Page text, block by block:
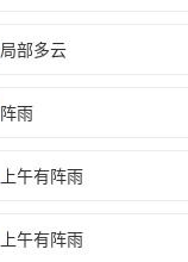
局部多云
阵雨
上午有阵雨
上午有阵雨